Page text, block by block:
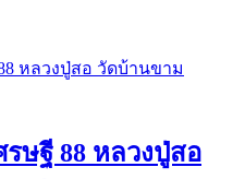
รษฐี 88 หลวงปู่สอ